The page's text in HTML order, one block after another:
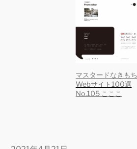
マスタードなきもち|
Webサイト100選
No.105 こここ